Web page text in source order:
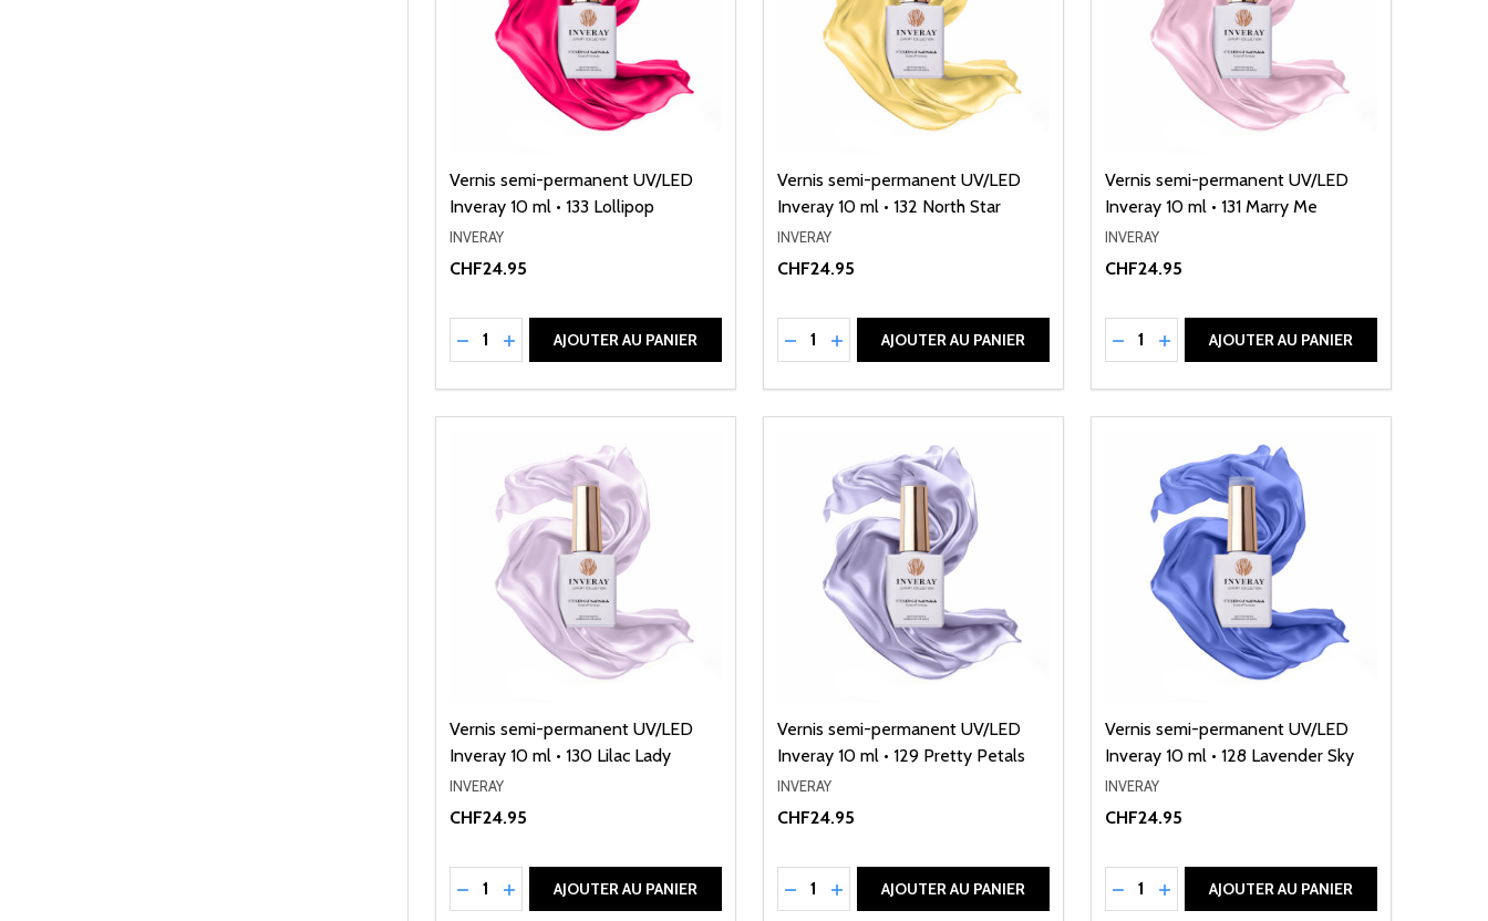
Vernis semi-permanent UV/LED
Inveray 10 ml • 133 Lollipop
INVERAY
CHF24.95
Quantité:
RÉDUIRE LA QUANTITÉ DE UNDEFINED
AUGMENTER LA QUANTITÉ DE UNDEFINED
AJOUTER AU PANIER
Vernis semi-permanent UV/LED
Inveray 10 ml • 132 North Star
INVERAY
CHF24.95
Quantité:
RÉDUIRE LA QUANTITÉ DE UNDEFINED
AUGMENTER LA QUANTITÉ DE UNDEFINED
AJOUTER AU PANIER
Vernis semi-permanent UV/LED
Inveray 10 ml • 131 Marry Me
INVERAY
CHF24.95
Quantité:
RÉDUIRE LA QUANTITÉ DE UNDEFINED
AUGMENTER LA QUANTITÉ DE
AJOUTER AU PANIER
Vernis semi-permanent UV/LED
Inveray 10 ml • 130 Lilac Lady
INVERAY
CHF24.95
Quantité:
RÉDUIRE LA QUANTITÉ DE UNDEFINED
AUGMENTER LA QUANTITÉ DE UNDEFINED
AJOUTER AU PANIER
Vernis semi-permanent UV/LED
Inveray 10 ml • 129 Pretty Petals
INVERAY
CHF24.95
Quantité:
RÉDUIRE LA QUANTITÉ DE UNDEFINED
AUGMENTER LA QUANTITÉ DE UNDEFINED
AJOUTER AU PANIER
Vernis semi-permanent UV/LED
Inveray 10 ml • 128 Lavender Sky
INVERAY
CHF24.95
Quantité:
RÉDUIRE LA QUANTITÉ DE UNDEFINED
AUGMENTER LA QUANTITÉ DE
AJOUTER AU PANIER